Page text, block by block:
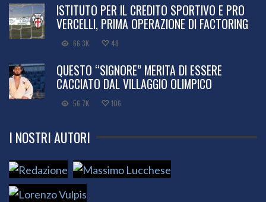
ISTITUTO PER IL CREDITO SPORTIVO E PRO
VERCELLI, PRIMA OPERAZIONE DI FACTORING
66.3K 48
QUESTO “SIGNORE” MERITA DI ESSERE
CACCIATO DAL VILLAGGIO OLIMPICO
56.7K 106
I NOSTRI AUTORI